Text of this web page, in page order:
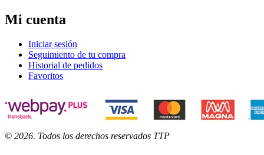
Mi cuenta
Iniciar sesión
Seguimiento de tu compra
Historial de pedidos
Favoritos
© 2026. Todos los derechos reservados TTP